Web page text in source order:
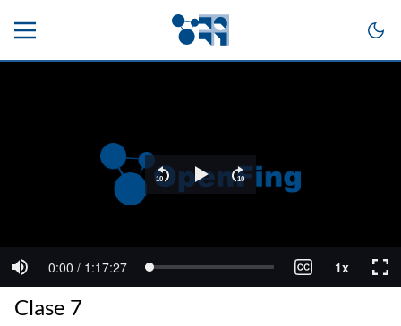
Clase 7